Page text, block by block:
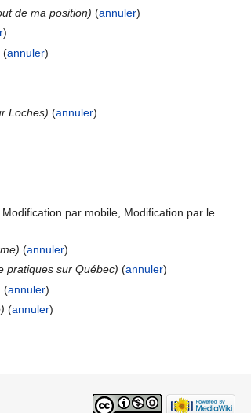
de ma position) (annuler)
)
(annuler)
Loches) (annuler)
Modification par mobile, Modification par le
(annuler)
pratiques sur Québec) (annuler)
(annuler)
(annuler)